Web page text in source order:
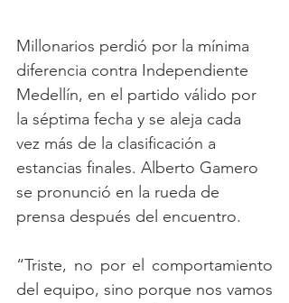
Millonarios perdió por la mínima
diferencia contra Independiente
Medellín, en el partido válido por
la séptima fecha y se aleja cada
vez más de la clasificación a
estancias finales. Alberto Gamero
se pronunció en la rueda de
prensa después del encuentro.
“Triste, no por el comportamiento
del equipo, sino porque nos vamos